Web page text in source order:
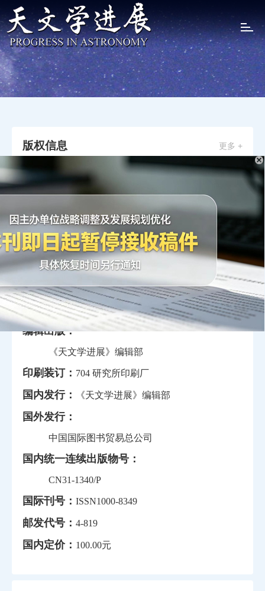
T
g
g
l
e
t
n
版权信息 更多 +
主办单位：
中国天文学会
协办单位：
国家自然科学基金委员会
数理学部
主 编：孔大力
编辑出版：
《天文学进展》编辑部
印刷装订： 704 研究所印刷厂
国内发行： 《天文学进展》编辑部
国外发行：
中国国际图书贸易总公司
国内统一连续出版物号：
CN31-1340/P
国际刊号： ISSN1000-8349
邮发代号： 4-819
国内定价： 100.00元